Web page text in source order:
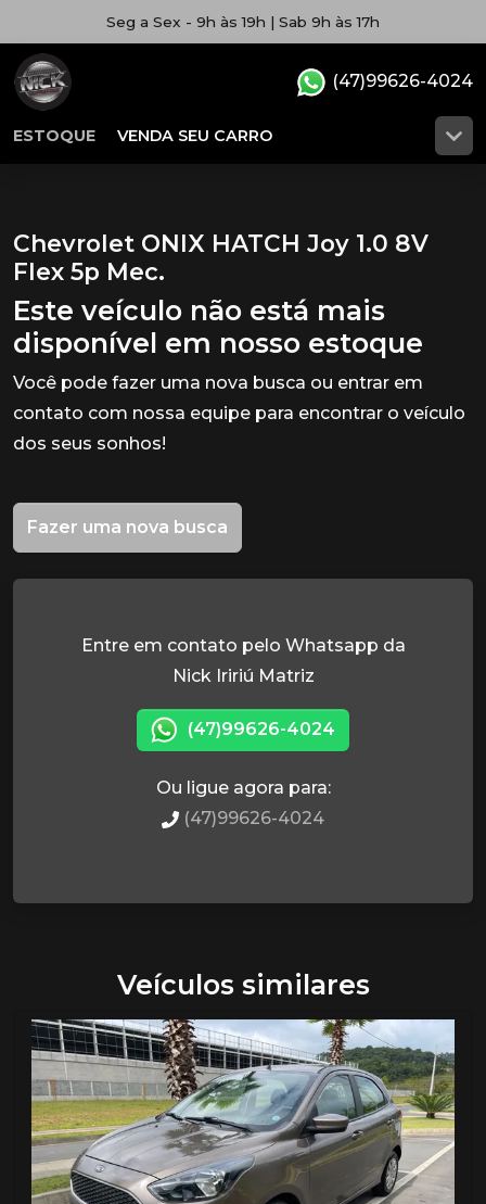
Seg a Sex - 9h às 19h | Sab 9h às 17h
ESTOQUE VENDA SEU CARRO
(47)99626-4024
Chevrolet ONIX HATCH Joy 1.0 8V
Flex 5p Mec.
Este veículo não está mais
disponível em nosso estoque
Você pode fazer uma nova busca ou entrar em
contato com nossa equipe para encontrar o veículo
dos seus sonhos!
Fazer uma nova busca
Entre em contato pelo Whatsapp da
Nick Iririú Matriz
(47)99626-4024
Ou ligue agora para:
(47)99626-4024
Veículos similares